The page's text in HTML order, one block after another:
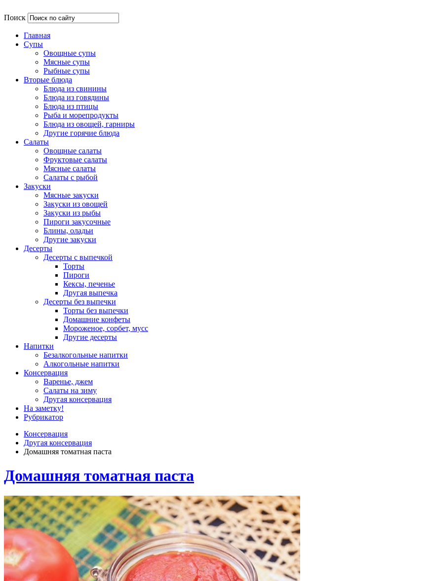
Поиск
Главная
Супы
Овощные супы
Мясные супы
Рыбные супы
Вторые блюда
Блюда из свинины
Блюда из говядины
Блюда из птицы
Рыба и морепродукты
Блюда из овощей, гарниры
Другие горячие блюда
Салаты
Овощные салаты
Фруктовые салаты
Мясные салаты
Салаты с рыбой
Закуски
Мясные закуски
Закуски из овощей
Закуски из рыбы
Пироги закусочные
Блины, оладьи
Другие закуски
Десерты
Десерты с выпечкой
Торты
Пироги
Кексы, печенье
Другая выпечка
Десерты без выпечки
Торты без выпечки
Домашние конфеты
Мороженое, сорбет, мусс
Другие десерты
Напитки
Безалкогольные напитки
Алкогольные напитки
Консервация
Варенье, джем
Салаты на зиму
Другая консервация
На заметку!
Рубрикатор
Консервация
Другая консервация
Домашняя томатная паста
Домашняя томатная паста